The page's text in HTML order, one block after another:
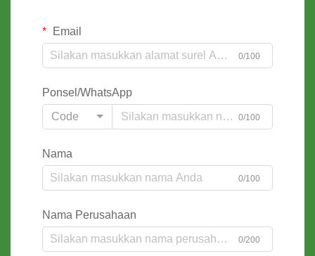
Email
0/100
Ponsel/WhatsApp
Code
0/100
Nama
0/100
Nama Perusahaan
0/200